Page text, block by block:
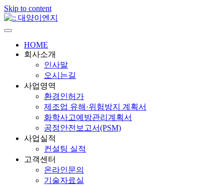
Skip to content
HOME
회사소개
인사말
오시는길
사업영역
환경인허가
제조업 유해·위험방지 계획서
화학사고예방관리계획서
공정안전보고서(PSM)
사업실적
컨설팅 실적
고객센터
온라인문의
기술자료실